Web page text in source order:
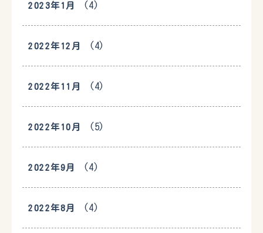
2023年1月 (4)
2022年12月 (4)
2022年11月 (4)
2022年10月 (5)
2022年9月 (4)
2022年8月 (4)